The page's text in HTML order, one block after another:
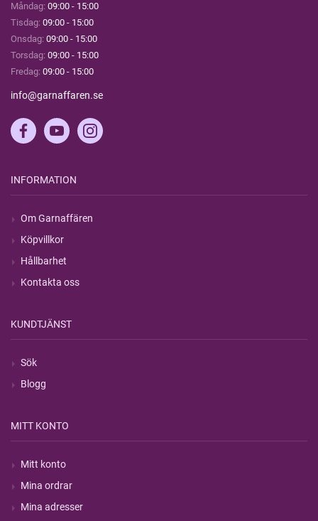
Måndag: 09:00 - 15:00
Tisdag: 09:00 - 15:00
Onsdag: 09:00 - 15:00
Torsdag: 09:00 - 15:00
Fredag: 09:00 - 15:00
info@garnaffaren.se
INFORMATION
Om Garnaffären
Köpvillkor
Hållbarhet
Kontakta oss
KUNDTJÄNST
Sök
Blogg
MITT KONTO
Mitt konto
Mina ordrar
Mina adresser